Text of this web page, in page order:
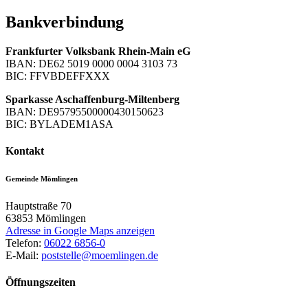
Bankverbindung
Frankfurter Volksbank Rhein-Main eG
IBAN: DE62 5019 0000 0004 3103 73
BIC: FFVBDEFFXXX
Sparkasse Aschaffenburg-Miltenberg
IBAN: DE95795500000430150623
BIC: BYLADEM1ASA
Kontakt
Gemeinde Mömlingen
Hauptstraße 70
63853 Mömlingen
Adresse in Google Maps anzeigen
Telefon: 06022 6856-0
E-Mail: poststelle@moemlingen.de
Öffnungszeiten